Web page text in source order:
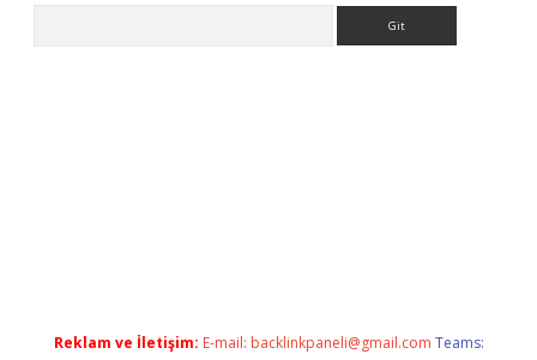
Reklam ve İletişim: E-mail: backlinkpaneli@gmail.com Teams: